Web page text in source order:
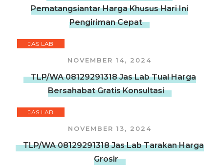
Pematangsiantar Harga Khusus Hari Ini
Pengiriman Cepat
JAS LAB
NOVEMBER 14, 2024
TLP/WA 08129291318 Jas Lab Tual Harga
Bersahabat Gratis Konsultasi
JAS LAB
NOVEMBER 13, 2024
TLP/WA 08129291318 Jas Lab Tarakan Harga
Grosir